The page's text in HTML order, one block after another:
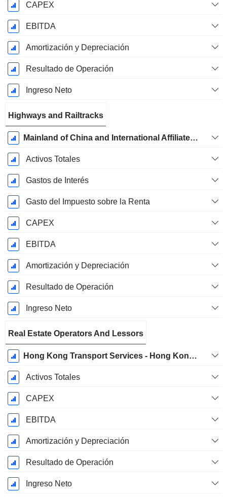
CAPEX
EBITDA
Amortización y Depreciación
Resultado de Operación
Ingreso Neto
Highways and Railtracks
Mainland of China and International Affiliates - Mainland of China and International Railway, Property Rental and Management Businesses
Activos Totales
Gastos de Interés
Gasto del Impuesto sobre la Renta
CAPEX
EBITDA
Amortización y Depreciación
Resultado de Operación
Ingreso Neto
Real Estate Operators And Lessors
Hong Kong Transport Services - Hong Kong Station Commercial Businesses
Activos Totales
CAPEX
EBITDA
Amortización y Depreciación
Resultado de Operación
Ingreso Neto